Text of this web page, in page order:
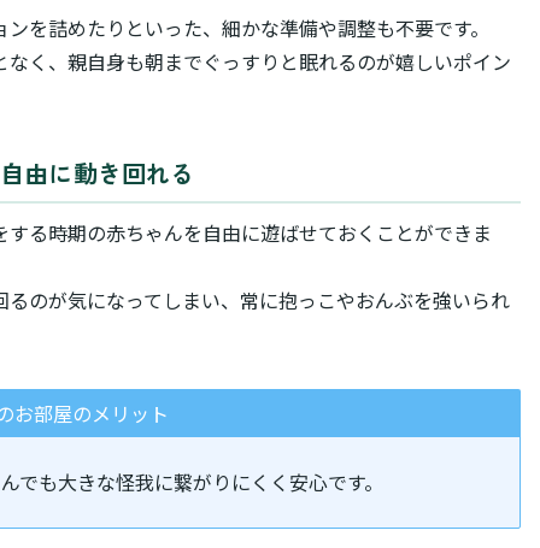
を詰めたりといった、細かな準備や調整も不要です。
く、親自身も朝までぐっすりと眠れるのが嬉しいポイン
由に動き回れる
る時期の赤ちゃんを自由に遊ばせておくことができま
のが気になってしまい、常に抱っこやおんぶを強いられ
お部屋のメリット
も大きな怪我に繋がりにくく安心です。